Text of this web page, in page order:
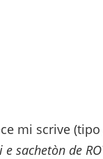
mi scrive (tipo
sachetòn de